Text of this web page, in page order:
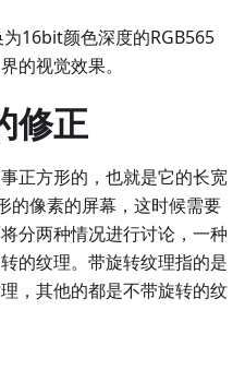
16bit颜色深度的RGB565
的视觉效果。
修正
正方形的，也就是它的长宽
的像素的屏幕，这时候需要
分两种情况进行讨论，一种
的纹理。带旋转纹理指的是
，其他的都是不带旋转的纹